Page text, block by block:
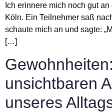
Ich erinnere mich noch gut
Köln. Ein Teilnehmer saß
schaute mich an und sagte:
[…]
unsichtbaren
unseres